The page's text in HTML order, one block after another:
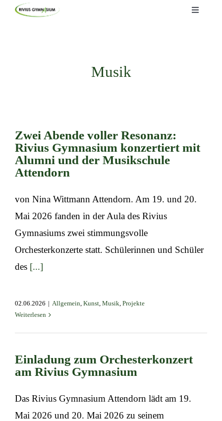
Skip
Toggle
Musik
Zwei Abende voller Resonanz:
Rivius Gymnasium konzertiert mit
Alumni und der Musikschule
Attendorn
von Nina Wittmann Attendorn. Am 19. und 20.
Mai 2026 fanden in der Aula des Rivius
Gymnasiums zwei stimmungsvolle
Orchesterkonzerte statt. Schülerinnen und Schüler
des [...]
02.06.2026 | Allgemein, Kunst, Musik, Projekte
Weiterlesen
Einladung zum Orchesterkonzert
am Rivius Gymnasium
Das Rivius Gymnasium Attendorn lädt am 19.
Mai 2026 und 20. Mai 2026 zu seinem